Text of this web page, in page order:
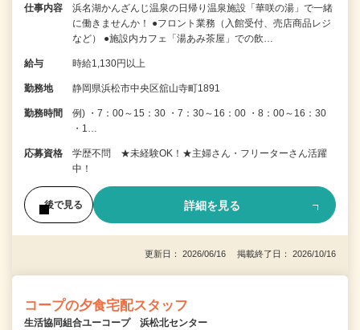
仕事内容
浜名湖かんざんじ温泉の日帰り温泉施設「華咲の湯」で一緒
に働きませんか！ ●フロント業務（入館受付、売店商品レジ
など） ●施設内カフェ「湯あみ茶屋」での飲…
給与 時給1,130円以上
勤務地 静岡県浜松市中央区舘山寺町1891
勤務時間
例) ・7：00～15：30 ・7：30～16：00 ・8：00～16：30
・1…
応募資格
学歴不問 ★未経験OK！★主婦さん・フリーターさん活躍
中！
後で見る 詳細を見る
更新日： 2026/06/16 掲載終了日： 2026/10/16
コープの夕食宅配スタッフ
生活協同組合ユーコープ 浜松北センター